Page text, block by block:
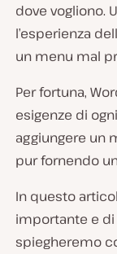
dove vogliono.
l’esperienza
un menu mal
Per fortuna,
esigenze di
aggiungere un
pur fornendo
In questo
importante e di
spiegheremo